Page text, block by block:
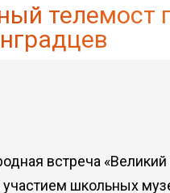
телемост
встреча «Великий
участием школьных